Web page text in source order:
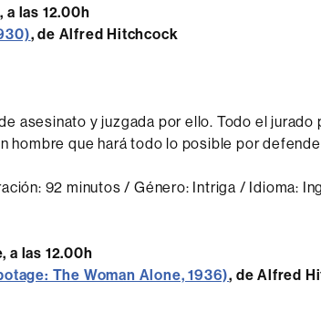
a las 12.00h
, de Alfred Hitchcock
asesinato y juzgada por ello. Todo el jurado
hombre que hará todo lo posible por
92 minutos / Género: Intriga / Idioma:
a las 12.00h
The Woman Alone, 1936), de Alfred